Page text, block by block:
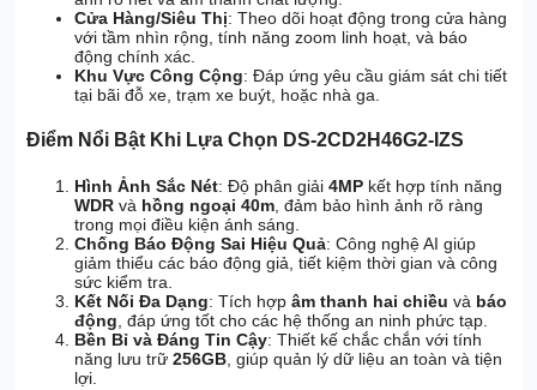
Cửa Hàng/Siêu Thị: Theo dõi hoạt động trong cửa hàng
với tầm nhìn rộng, tính năng zoom linh hoạt, và báo
động chính xác.
Khu Vực Công Cộng: Đáp ứng yêu cầu giám sát chi tiết
tại bãi đỗ xe, trạm xe buýt, hoặc nhà ga.
Điểm Nổi Bật Khi Lựa Chọn DS-2CD2H46G2-IZS
Hình Ảnh Sắc Nét: Độ phân giải4MP kết hợp tính năng
WDR và hồng ngoại 40m, đảm bảo hình ảnh rõ ràng
trong mọi điều kiện ánh sáng.
Chống Báo Động Sai Hiệu Quả: Công nghệ AI giúp
giảm thiểu các báo động giả, tiết kiệm thời gian và công
sức kiểm tra.
Kết Nối Đa Dạng: Tích hợpâm thanh hai chiều và báo
động, đáp ứng tốt cho các hệ thống an ninh phức tạp.
Bền Bỉ và Đáng Tin Cậy: Thiết kế chắc chắn với tính
năng lưu trữ256GB, giúp quản lý dữ liệu an toàn và tiện
lợi.